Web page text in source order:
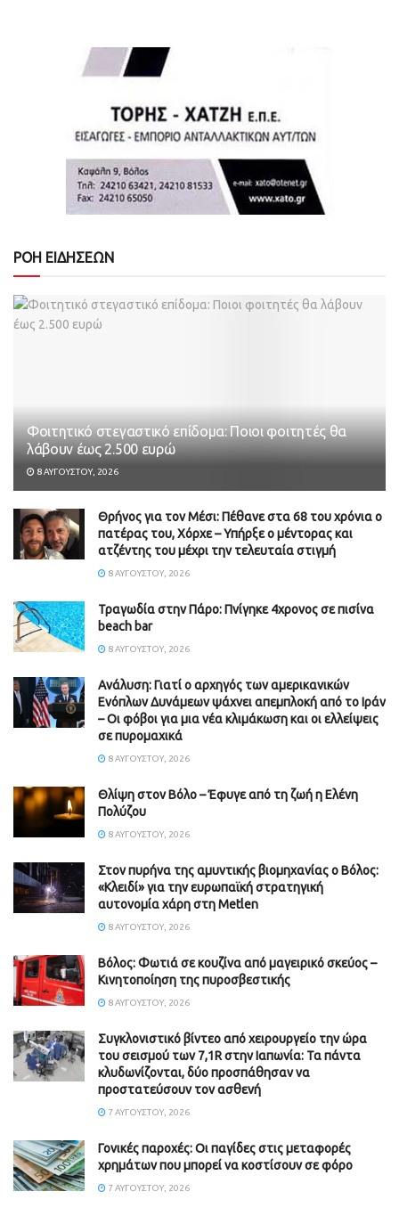
ΡΟΗ ΕΙΔΗΣΕΩΝ
Φοιτητικό στεγαστικό επίδομα: Ποιοι φοιτητές θα
λάβουν έως 2.500 ευρώ
8 ΑΥΓΟΎΣΤΟΥ, 2026
Θρήνος για τον Μέσι: Πέθανε στα 68 του χρόνια ο
πατέρας του, Χόρχε – Υπήρξε ο μέντορας και
ατζέντης του μέχρι την τελευταία στιγμή
8 ΑΥΓΟΎΣΤΟΥ, 2026
Τραγωδία στην Πάρο: Πνίγηκε 4χρονος σε πισίνα
beach bar
8 ΑΥΓΟΎΣΤΟΥ, 2026
Ανάλυση: Γιατί ο αρχηγός των αμερικανικών
Ενόπλων Δυνάμεων ψάχνει απεμπλοκή από το Ιράν
– Οι φόβοι για μια νέα κλιμάκωση και οι ελλείψεις
σε πυρομαχικά
8 ΑΥΓΟΎΣΤΟΥ, 2026
Θλίψη στον Βόλο – Έφυγε από τη ζωή η Ελένη
Πολύζου
8 ΑΥΓΟΎΣΤΟΥ, 2026
Στον πυρήνα της αμυντικής βιομηχανίας ο Βόλος:
«Κλειδί» για την ευρωπαϊκή στρατηγική
αυτονομία χάρη στη Metlen
8 ΑΥΓΟΎΣΤΟΥ, 2026
Βόλος: Φωτιά σε κουζίνα από μαγειρικό σκεύος –
Κινητοποίηση της πυροσβεστικής
8 ΑΥΓΟΎΣΤΟΥ, 2026
Συγκλονιστικό βίντεο από χειρουργείο την ώρα
του σεισμού των 7,1R στην Ιαπωνία: Τα πάντα
κλυδωνίζονται, δύο προσπάθησαν να
προστατεύσουν τον ασθενή
7 ΑΥΓΟΎΣΤΟΥ, 2026
Γονικές παροχές: Οι παγίδες στις μεταφορές
χρημάτων που μπορεί να κοστίσουν σε φόρο
7 ΑΥΓΟΎΣΤΟΥ, 2026